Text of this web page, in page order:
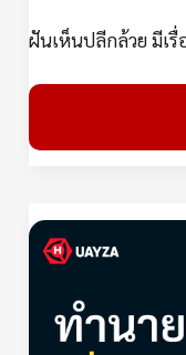
ฝันเห็นปลีกล้วย มีเรื่